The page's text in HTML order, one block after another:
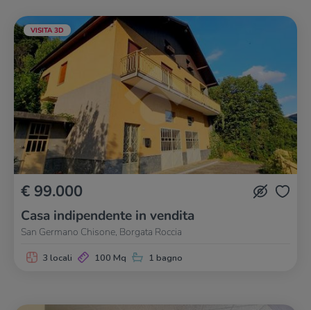
VISITA 3D
€ 99.000
Casa indipendente in vendita
San Germano Chisone, Borgata Roccia
3 locali 100 Mq 1 bagno